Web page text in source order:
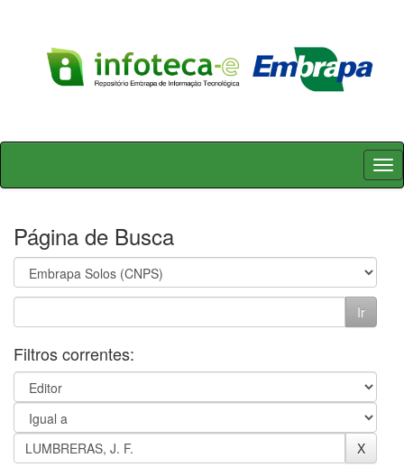
Skip
Página de Busca
Filtros correntes: